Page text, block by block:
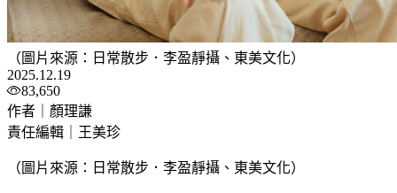
（圖片來源：日常散步．李盈靜攝、東美文化）
2025.12.19
83,650
作者｜顏理謙
責任編輯｜王美珍
（圖片來源：日常散步．李盈靜攝、東美文化）